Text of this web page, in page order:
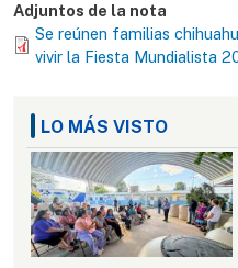
Adjuntos de la nota
Se reúnen familias
vivir la Fiesta Mundialista
LO MÁS VISTO